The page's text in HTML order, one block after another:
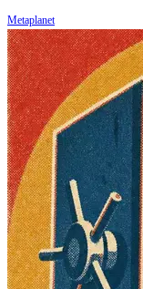
Metaplanet